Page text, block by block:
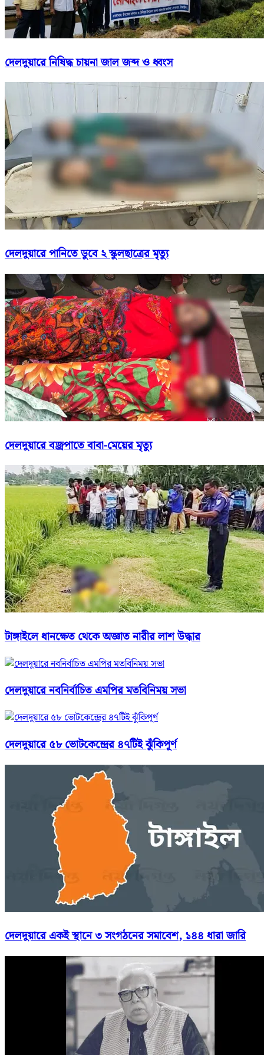
দেলদুয়ারে নিষিদ্ধ চায়না জাল জব্দ ও ধ্বংস
দেলদুয়ারে পানিতে ডুবে ২ স্কুলছাত্রের মৃত্যু
দেলদুয়ারে বজ্রপাতে বাবা-মেয়ের মৃত্যু
টাঙ্গাইলে ধানক্ষেত থেকে অজ্ঞাত নারীর লাশ উদ্ধার
দেলদুয়ারে নবনির্বাচিত এমপির মতবিনিময় সভা
দেলদুয়ারে ৫৮ ভোটকেন্দ্রের ৪৭টিই ঝুঁকিপূর্ণ
দেলদুয়ারে একই স্থানে ৩ সংগঠনের সমাবেশ, ১৪৪ ধারা জারি